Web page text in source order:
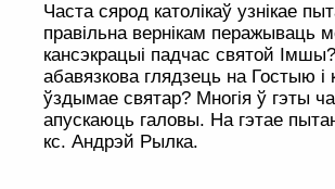
Часта сярод католікаў узнікае
правільна вернікам перажываць
кансэкрацыі падчас святой
абавязкова глядзець на Гостыю і
ўздымае святар? Многія ў гэты
апускаюць галовы. На гэтае
кс. Андрэй Рылка.